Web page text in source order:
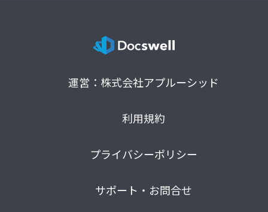
運営：株式会社アプルーシッド
利用規約
プライバシーポリシー
サポート・お問合せ